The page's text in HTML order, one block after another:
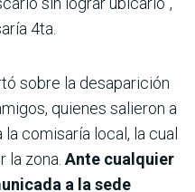
4ta.
sobre la desaparición
quienes salieron a
comisaría local, la cual
la zona. Ante cualquier
a la sede